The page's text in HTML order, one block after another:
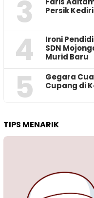
3
Persik Kediri
4
Ironi
SDN
Murid Baru
5
‎Gegara
Cupang di
TIPS MENARIK